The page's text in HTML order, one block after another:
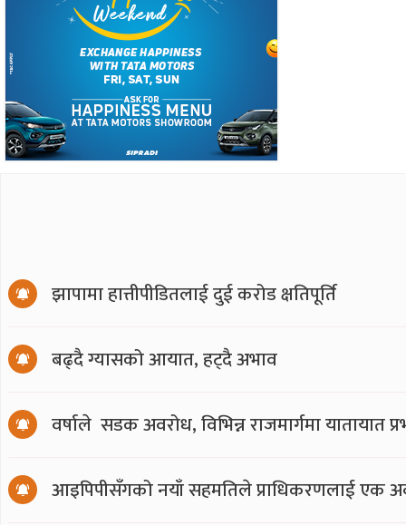
झापामा हात्तीपीडितलाई दुई करोड क्षतिपूर्ति
बढ्दै ग्यासको आयात, हट्दै अभाव
वर्षाले सडक अवरोध, विभिन्न राजमार्गमा यातायात
आइपिपीसँगको नयाँ सहमतिले प्राधिकरणलाई एक